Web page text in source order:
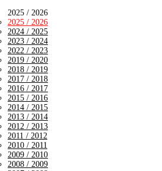
2025 / 2026
2025 / 2026
2024 / 2025
2023 / 2024
2022 / 2023
2019 / 2020
2018 / 2019
2017 / 2018
2016 / 2017
2015 / 2016
2014 / 2015
2013 / 2014
2012 / 2013
2011 / 2012
2010 / 2011
2009 / 2010
2008 / 2009